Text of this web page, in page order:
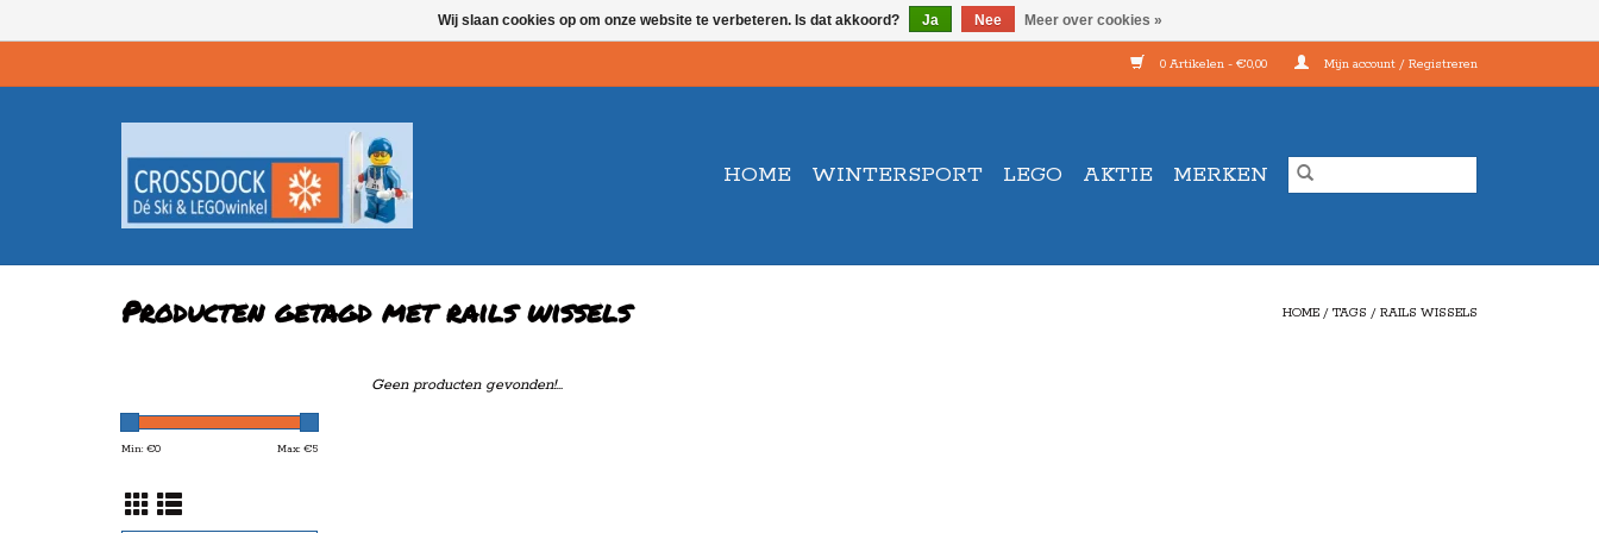
0 Artikelen - €0,00 Mijn account / Registreren
HOME WINTERSPORT LEGO AKTIE MERKEN
Producten getagd met rails wissels HOME / TAGS / RAILS WISSELS
Min: €0 Max: €5
Geen producten gevonden!...
Wij slaan cookies op om onze website te verbeteren. Is dat akkoord? Ja Nee Meer over cookies »